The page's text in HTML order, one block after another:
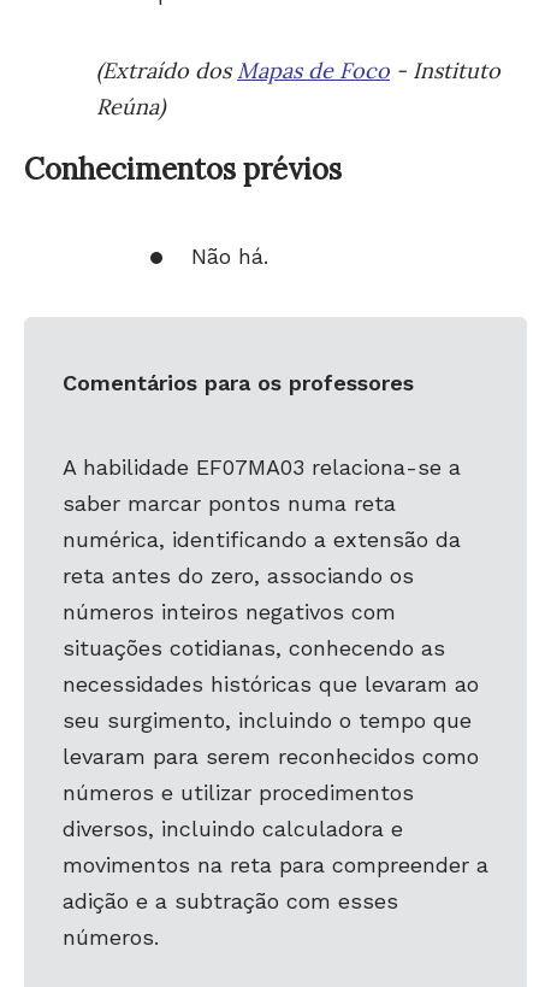
(Extraído dos Mapas de Foco - Instituto
Reúna)
Conhecimentos prévios
Não há.
Comentários para os professores
A habilidade EF07MA03 relaciona-se a
saber marcar pontos numa reta
numérica, identificando a extensão da
reta antes do zero, associando os
números inteiros negativos com
situações cotidianas, conhecendo as
necessidades históricas que levaram ao
seu surgimento, incluindo o tempo que
levaram para serem reconhecidos como
números e utilizar procedimentos
diversos, incluindo calculadora e
movimentos na reta para compreender a
adição e a subtração com esses
números.